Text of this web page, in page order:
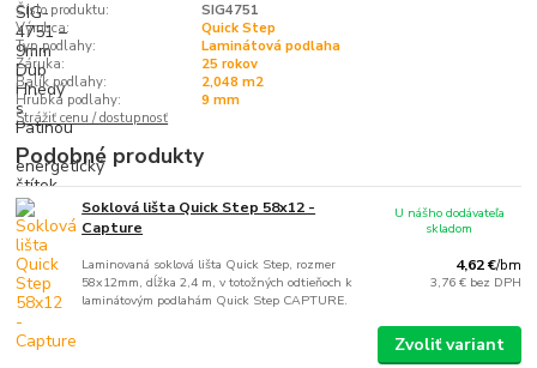
Číslo produktu:
SIG4751
Výrobca:
Quick Step
Typ podlahy:
Laminátová podlaha
Záruka:
25 rokov
Balík podlahy:
2,048 m2
Hrúbka podlahy:
9 mm
Strážiť cenu / dostupnosť
Podobné produkty
Soklová lišta Quick Step 58x12 -
Capture
Laminovaná soklová lišta Quick Step, rozmer
58x12mm, dĺžka 2,4 m, v totožných odtieňoch k
laminátovým podlahám Quick Step CAPTURE.
4,62 €/bm
3,76 € bez DPH
U nášho dodávateľa
skladom
Zvoliť variant